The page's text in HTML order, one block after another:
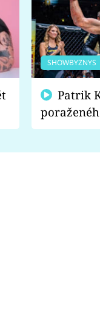
SHOWBYZNYS
fanoušci